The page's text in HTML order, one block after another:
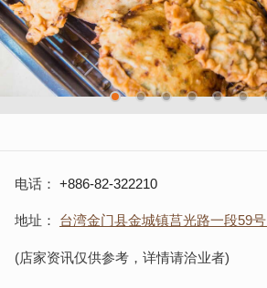
电话 +886-82-322210
地址 台湾金门县金城镇莒光路一段59号
(店家资讯仅供参考，详情请洽业者)